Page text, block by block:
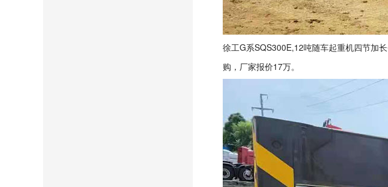
徐工G系SQS300E,12吨随车起重机四节加
购，厂家报价17万。